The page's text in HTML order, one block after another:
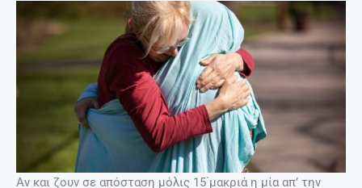
Αν και ζουν σε απόσταση μόλις 15΄μακριά η μία απ’ την